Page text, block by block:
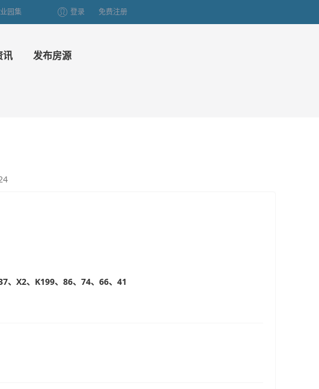
园集 登录 免费注册
讯 发布房源
、X2、K199、86、74、66、41